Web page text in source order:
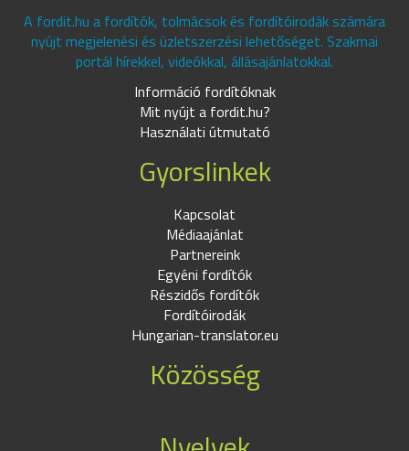
A fordit.hu a fordítók, tolmácsok és fordítóirodák számára
nyújt megjelenési és üzletszerzési lehetőséget. Szakmai
portál hírekkel, videókkal, állásajánlatokkal.
Információ fordítóknak
Mit nyújt a fordit.hu?
Használati útmutató
Gyorslinkek
Kapcsolat
Médiaajánlat
Partnereink
Egyéni fordítók
Részidős fordítók
Fordítóirodák
Hungarian-translator.eu
Közösség